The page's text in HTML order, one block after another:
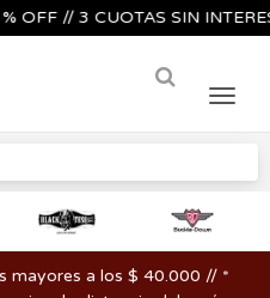
// 3 CUOTAS SIN
mayores a los $ 40.000 // *